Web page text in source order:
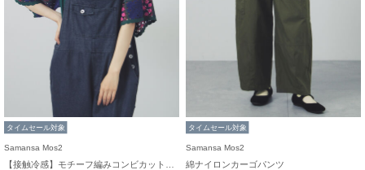
タイムセール対象
Samansa Mos2
タイムセール対象
Samansa Mos2
綿ナイロンカーゴパンツ